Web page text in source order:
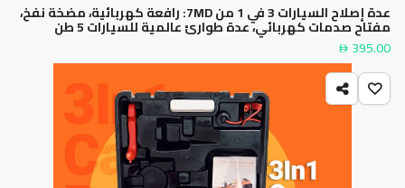
عدة إصلاح السيارات 3 في 1 من 7MD: رافعة كهربائية، مضخة نفخ،
مفتاح صدمات كهربائي، عدة طوارئ عالمية للسيارات 5 طن
395.00